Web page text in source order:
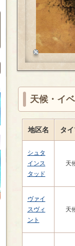
天候・イ
地区名 タ
シュタ
インス
タッド
天
ヴァイ
スヴィ
ント
天